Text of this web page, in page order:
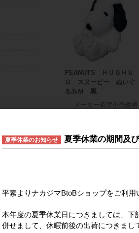
PEANUTS ＨＵＧＨＵ
Ｇ スヌーピー ぬいぐ
るみＭ 黒
メーカー希望小売価格
夏季休業のお知らせ 夏季休業の期間及
平素よりナカジマBtoBショップをご利用
本年度の夏季休業日につきましては、下
併せまして、休暇前後の出荷につきまし